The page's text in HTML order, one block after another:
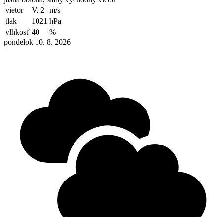
vietor
V, 2
m/s
tlak
1021 hPa
vlhkosť 40
%
pondelok 10. 8. 2026